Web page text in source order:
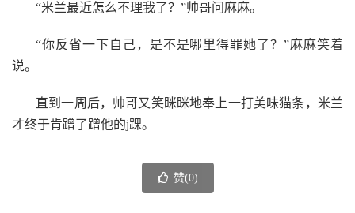
“米兰最近怎么不理我了？”帅哥问麻麻。
“你反省一下自己，是不是哪里得罪她了？”麻麻笑着
说。
直到一周后，帅哥又笑眯眯地奉上一打美味猫条，米兰
才终于肯蹭了蹭他的j踝。
赞(0)